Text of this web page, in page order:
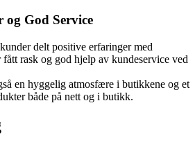
og God Service
delt positive erfaringer med
rask og god hjelp av kundeservice ved
en hyggelig atmosfære i butikkene og et
både på nett og i butikk.